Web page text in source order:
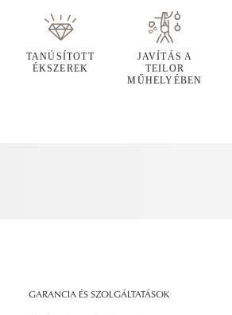
TANÚSÍTOTT
ÉKSZEREK
JAVÍTÁS A
TEILOR
MŰHELYÉBEN
GARANCIA ÉS SZOLGÁLTATÁSOK